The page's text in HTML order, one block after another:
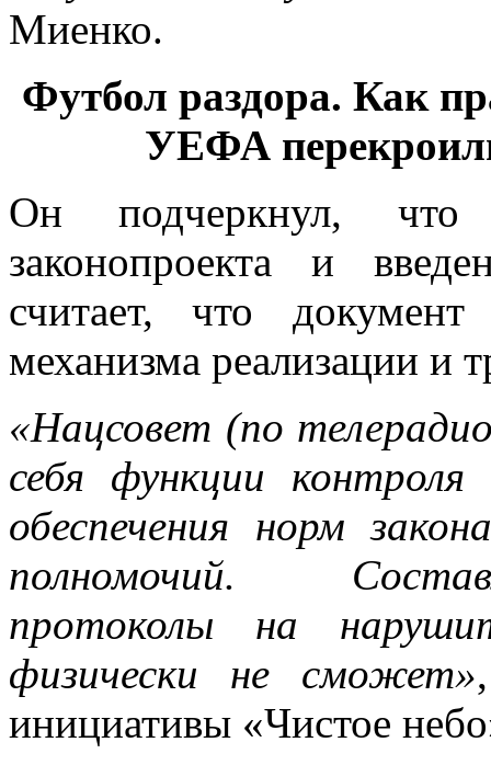
Миенко.
Футбол раздора. Как
УЕФА
Он подчеркнул, что
законопроекта и
считает, что документ
механизма реализации и
«Нацсовет (по
себя функции
обеспечения норм
полномочий.
протоколы на
физически не сможет»
инициативы «Чистое